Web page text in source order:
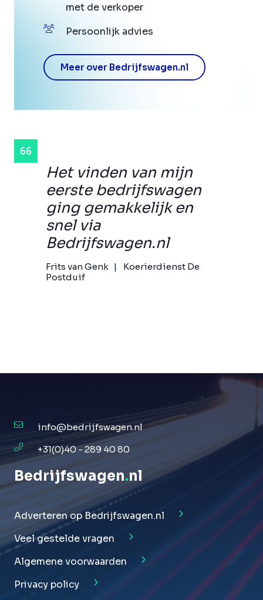
Het vinden van mijn
eerste bedrijfswagen
ging gemakkelijk en
snel via
Bedrijfswagen.nl
Frits van Genk
Koerierdienst De
Postduif
met de verkoper
Persoonlijk advies
Meer over Bedrijfswagen.nl
info@bedrijfswagen.nl
+31(0)40 - 289 40 80
Bedrijfswagen.nl
Adverteren op Bedrijfswagen.nl
Veel gestelde vragen
Algemene voorwaarden
Privacy policy